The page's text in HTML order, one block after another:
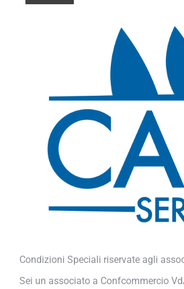
Condizioni Speciali riservate agli
Sei un associato a Confcommercio